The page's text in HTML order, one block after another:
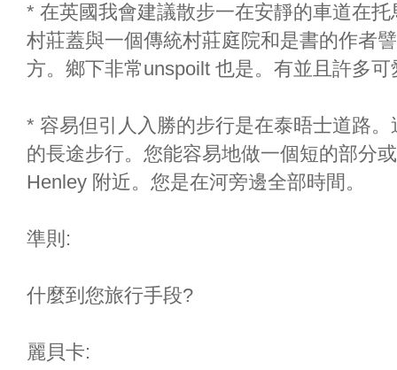
* 在英國我會建議散步一在安靜的車道在
村莊蓋與一個傳統村莊庭院和是書的作者
方。鄉下非常unspoilt 也是。有並且許多
* 容易但引人入勝的步行是在泰晤士道路
的長途步行。您能容易地做一個短的部分
Henley 附近。您是在河旁邊全部時間。
準則:
什麼到您旅行手段?
麗貝卡: